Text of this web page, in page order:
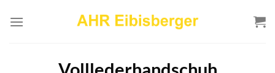
Inhalt